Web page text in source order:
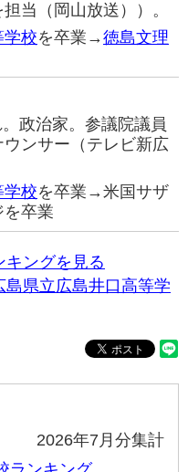
当（岡山放送））。
学校を卒業→徳島文理
政治家。参議院議員
ウンサー（テレビ新広
学校を卒業→米国サザ
を卒業
キングを見る
県立広島井口高等学
2026年7月分集計